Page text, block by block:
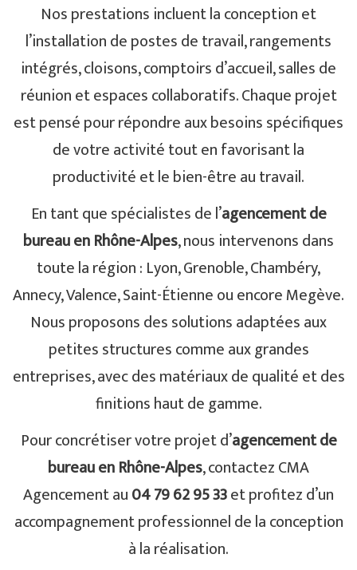
Nos prestations incluent la conception et
l’installation de postes de travail, rangements
intégrés, cloisons, comptoirs d’accueil, salles de
réunion et espaces collaboratifs. Chaque projet
est pensé pour répondre aux besoins spécifiques
de votre activité tout en favorisant la
productivité et le bien-être au travail.
En tant que spécialistes de l’agencement de
bureau en Rhône-Alpes, nous intervenons dans
toute la région : Lyon, Grenoble, Chambéry,
Annecy, Valence, Saint-Étienne ou encore Megève.
Nous proposons des solutions adaptées aux
petites structures comme aux grandes
entreprises, avec des matériaux de qualité et des
finitions haut de gamme.
Pour concrétiser votre projet d’agencement de
bureau en Rhône-Alpes, contactez CMA
Agencement au04 79 62 95 33et profitez d’un
accompagnement professionnel de la conception
à la réalisation.